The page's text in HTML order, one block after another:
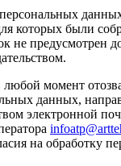
которых были
не предусмотрен
момент
данных,
электронной
на обработку